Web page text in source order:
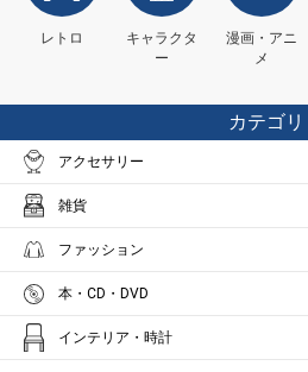
レトロ
キャラクタ
ー
漫画・アニ
メ
カテゴリ
アクセサリー
雑貨
ファッション
本・CD・DVD
インテリア・時計